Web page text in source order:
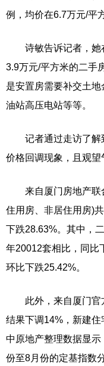
例，均价在6.7万元/平
诗敏告诉记者，她
3.9万元/平方米的二手
是安置房需要补交土
油站高压电站等等。
记者通过走访了解
价格回调现象，且观望
来自厦门房地产联
住用房、非居住用房)
下跌28.63%。其中，
年20012套相比，同比
环比下跌25.42%。
此外，来自厦门官
结果下调14%，新建
中原地产整理数据显
份至8月份的定基指数